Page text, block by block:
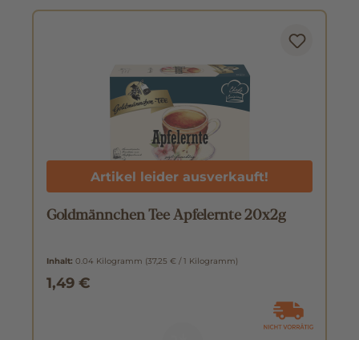
Artikel leider ausverkauft!
Goldmännchen Tee Apfelernte 20x2g
Inhalt: 0.04 Kilogramm (37,25 € / 1 Kilogramm)
1,49 €